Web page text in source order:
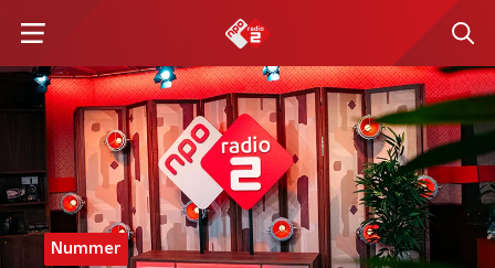
Nummer